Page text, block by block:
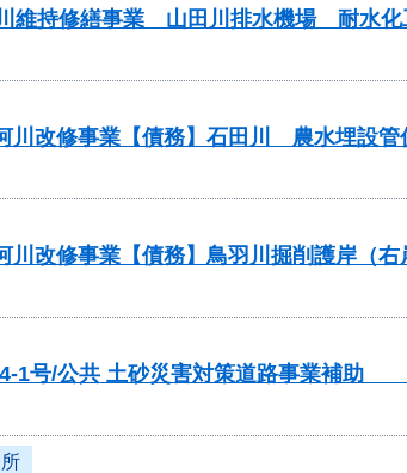
維持修繕事業 山田川排水機場 耐水化
改修事業【債務】石田川 農水埋設管
改修事業【債務】鳥羽川掘削護岸（右
1号/公共 土砂災害対策道路事業補助